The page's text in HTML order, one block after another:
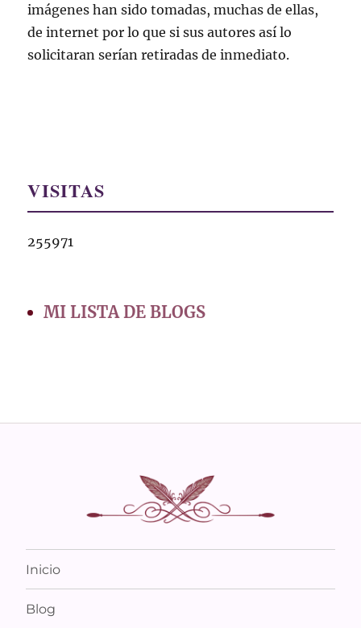
imágenes han sido tomadas, muchas de ellas,
de internet por lo que si sus autores así lo
solicitaran serían retiradas de inmediato.
VISITAS
255971
MI LISTA DE BLOGS
Inicio
Blog